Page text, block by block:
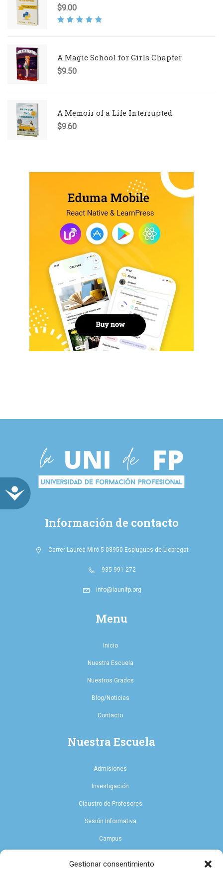
ACCESIBILIDAD
Gestionar consentimiento
$9.00
Rated
A Magic School for Girls Chapter
$9.50
A Memoir of a Life Interrupted
$9.60
Información de contacto
Carrer Laureà Miró 5 08950 Esplugues de Llobregat
935 991 272
info@launifp.org
Menu
Inicio
Nuestra Escuela
Nuestros Grados
Blog/Noticias
Contacto
Nuestra Escuela
Admisiones
Investigación
Claustro de Profesores
Sesión Informativa
Campus